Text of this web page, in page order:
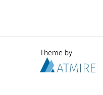
Theme by